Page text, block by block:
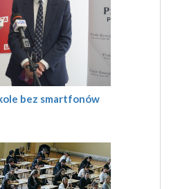
bez smartfonów